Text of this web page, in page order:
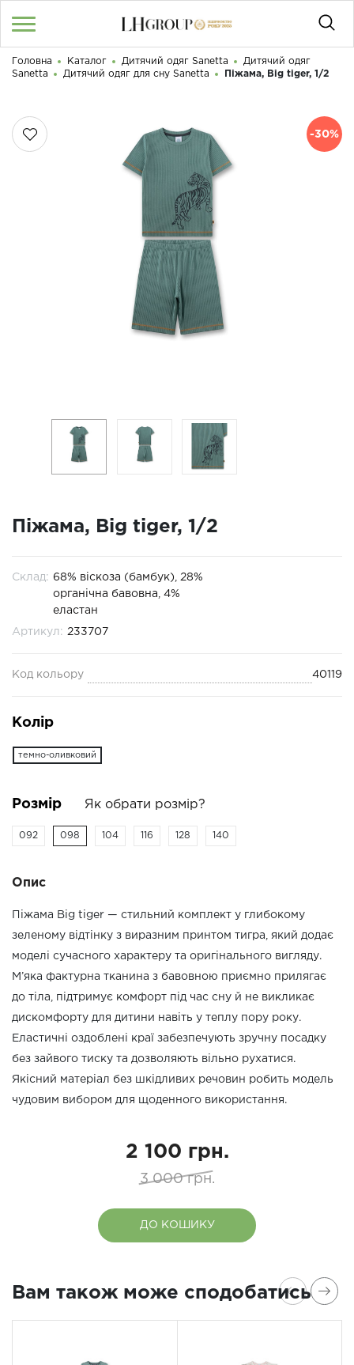
UA |RU
КАТАЛОГ
Доброго дня! Що Ви шукаєте?
Головна Каталог Дитячий одяг Sanetta
Дитячий одяг
Sanetta
Дитячий одяг для сну Sanetta Піжама, Big tiger, 1/2
-30%
Піжама, Big tiger, 1/2
Склад: 68% віскоза (бамбук), 28%
органічна бавовна, 4%
еластан
Артикул: 233707
Код кольору 40119
Колір
темно-оливковий
Розмір Як обрати розмір?
092 098 104 116 128 140
Опис
Піжама Big tiger — стильний комплект у глибокому
зеленому відтінку з виразним принтом тигра, який додає
моделі сучасного характеру та оригінального вигляду.
М’яка фактурна тканина з бавовною приємно прилягає
до тіла, підтримує комфорт під час сну й не викликає
дискомфорту для дитини навіть у теплу пору року.
Еластичні оздоблені краї забезпечують зручну посадку
без зайвого тиску та дозволяють вільно рухатися.
Якісний матеріал без шкідливих речовин робить модель
чудовим вибором для щоденного використання.
2 100 грн.
3 000 грн.
ДО КОШИКУ
Вам також може сподобатись